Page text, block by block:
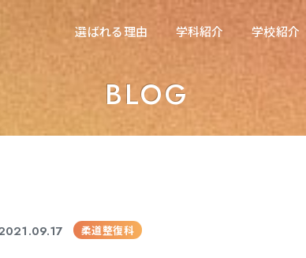
選ばれる理由 学科紹介 学校紹介
選ばれる理由 学科紹介 学校紹介
東海医療科学専
東海歯科医療専
東海医療工学
BLOG
柔道整復科